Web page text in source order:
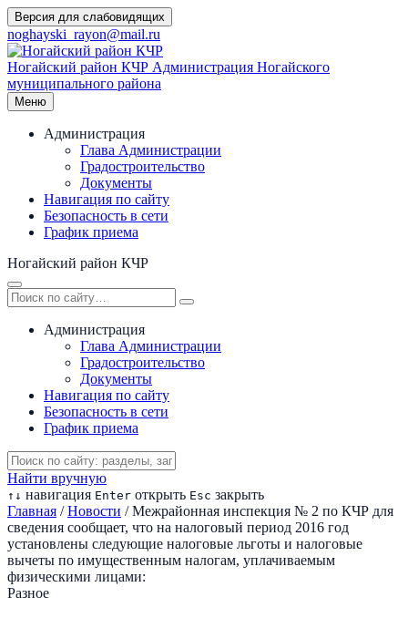
Перейти
к
содержимому
Версия для слабовидящих
noghayski_rayon@mail.ru
Ногайский район КЧР Администрация Ногайского
муниципального района
Меню
Администрация
Глава Администрации
Градостроительство
Документы
Навигация по сайту
Безопасность в сети
График приема
Ногайский район КЧР
Администрация
Глава Администрации
Градостроительство
Документы
Навигация по сайту
Безопасность в сети
График приема
Найти вручную
↑ ↓ навигация Enter открыть Esc закрыть
Главная / Новости / Межрайонная инспекция № 2 по КЧР для
сведения сообщает, что на налоговый период 2016 год
установлены следующие налоговые льготы и налоговые
вычеты по имущественным налогам, уплачиваемым
физическими лицами:
Разное